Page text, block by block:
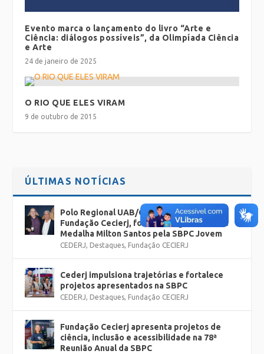
Evento marca o lançamento do livro “Arte e
Ciência: diálogos possíveis”, da Olimpíada Ciência
e Arte
24 de janeiro de 2025
O RIO QUE ELES VIRAM
9 de outubro de 2015
ÚLTIMAS NOTÍCIAS
Polo Regional UAB/Cederj Rio Bonito, da
Fundação Cecierj, foi homenageado com a
Medalha Milton Santos pela SBPC Jovem
CEDERJ, Destaques, Fundação CECIERJ
Cederj impulsiona trajetórias e fortalece
projetos apresentados na SBPC
CEDERJ, Destaques, Fundação CECIERJ
Fundação Cecierj apresenta projetos de
ciência, inclusão e acessibilidade na 78ª
Reunião Anual da SBPC